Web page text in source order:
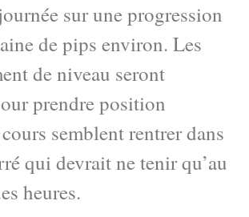
sur une progression
de pips environ. Les
de niveau seront
prendre position
semblent rentrer dans
qui devrait ne tenir qu’au
heures.